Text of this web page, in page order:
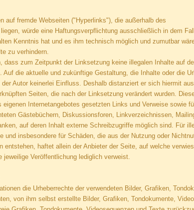
auf fremde Webseiten ("Hyperlinks"), die außerhalb des
würde eine Haftungsverpflichtung ausschließlich in dem
Kenntnis hat und es ihm technisch möglich und zumutbar
zu verhindern.
dass zum Zeitpunkt der Linksetzung keine illegalen Inhalte auf
Auf die aktuelle und zukünftige Gestaltung, die Inhalte oder die
Autor keinerlei Einfluss. Deshalb distanziert er sich hiermit
Seiten, die nach der Linksetzung verändert wurden.
Internetangebotes gesetzten Links und Verweise sowie
Gästebüchern, Diskussionsforen, Linkverzeichnissen,
auf deren Inhalt externe Schreibzugriffe möglich sind. Für
und insbesondere für Schäden, die aus der Nutzung oder
entstehen, haftet allein der Anbieter der Seite, auf welche
Veröffentlichung lediglich verweist.
die Urheberrechte der verwendeten Bilder, Grafiken,
von ihm selbst erstellte Bilder, Grafiken, Tondokumente,